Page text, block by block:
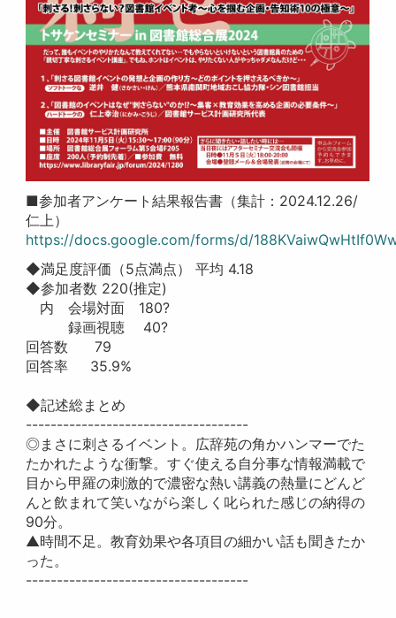
■参加者アンケート結果報告書（集計：2024.12.26/
仁上）
https://docs.google.com/forms/d/
◆満足度評価（5点満点） 平均 4.18
◆参加者数 220(推定)
内 会場対面 180?
録画視聴 40?
回答数 79
回答率 35.9%
◆記述総まとめ
------------------------------------
◎まさに刺さるイベント。広辞苑の角かハンマーでた
たかれたような衝撃。すぐ使える自分事な情報満載で
目から甲羅の刺激的で濃密な熱い講義の熱量にどんど
んと飲まれて笑いながら楽しく叱られた感じの納得の
90分。
▲時間不足。教育効果や各項目の細かい話も聞きたか
った。
------------------------------------